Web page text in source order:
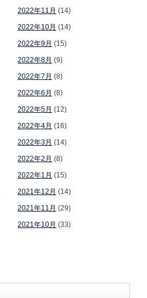
2022年11月 (14)
2022年10月 (14)
2022年9月 (15)
2022年8月 (9)
2022年7月 (8)
2022年6月 (8)
2022年5月 (12)
2022年4月 (16)
2022年3月 (14)
2022年2月 (8)
2022年1月 (15)
2021年12月 (14)
2021年11月 (29)
2021年10月 (33)